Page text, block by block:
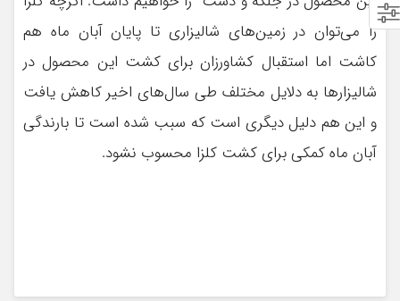
را می‌توان در زمین‌های شالیزاری تا پایان آبان ماه هم
کاشت اما استقبال کشاورزان برای کشت این محصول در
شالیزارها به دلایل مختلف طی سال‌های اخیر کاهش یافت
و این هم دلیل دیگری است که سبب شده است تا بارندگی
آبان ماه کمکی برای کشت کلزا محسوب نشود.